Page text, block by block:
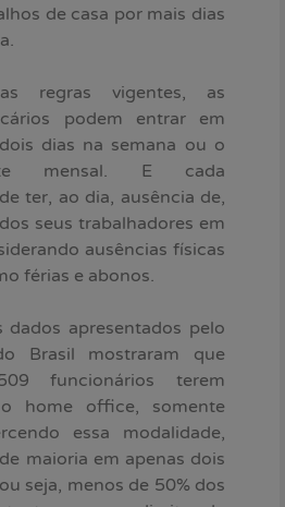
de casa por mais dias
regras vigentes, as
podem entrar em
dias na semana ou o
mensal. E cada
ter, ao dia, ausência de,
seus trabalhadores em
ausências físicas
férias e abonos.
dados apresentados pelo
Brasil mostraram que
funcionários terem
home office, somente
essa modalidade,
maioria em apenas dois
seja, menos de 50% dos